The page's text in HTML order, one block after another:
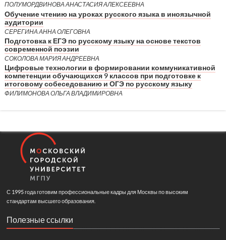
ПОЛУМОРДВИНОВА АНАСТАСИЯ АЛЕКСЕЕВНА
Обучение чтению на уроках русского языка в иноязычной
аудитории
СЕРЕГИНА АННА ОЛЕГОВНА
Подготовка к ЕГЭ по русскому языку на основе текстов
современной поэзии
СОКОЛОВА МАРИЯ АНДРЕЕВНА
Цифровые технологии в формировании коммуникативной
компетенции обучающихся 9 классов при подготовке к
итоговому собеседованию и ОГЭ по русскому языку
ФИЛИМОНОВА ОЛЬГА ВЛАДИМИРОВНА
С 1995 года готовим профессиональные кадры для Москвы по высоким
стандартам высшего образования.
Полезные ссылки